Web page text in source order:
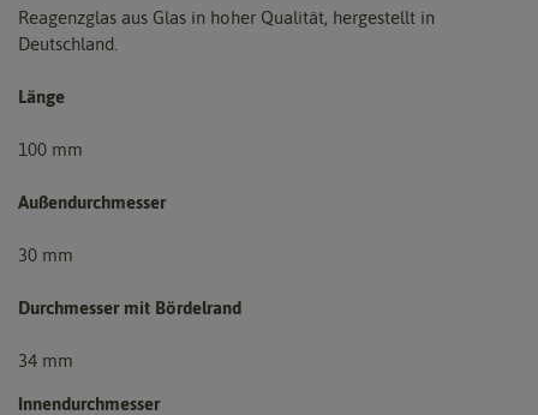
Reagenzglas aus Glas in hoher Qualität, hergestellt in
Deutschland.
Länge
100 mm
Außendurchmesser
30 mm
Durchmesser mit Bördelrand
34 mm
Innendurchmesser